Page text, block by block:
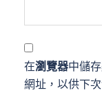
在瀏覽器中儲
網址，以供下